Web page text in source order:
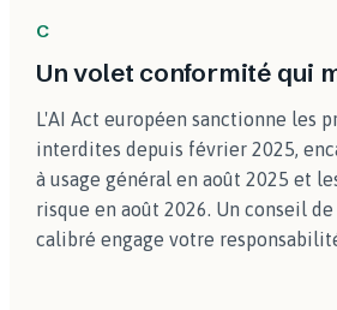
C
Un volet conformité qui
L'AI Act européen sanctionne les
interdites depuis février 2025,
à usage général en août 2025 et
risque en août 2026. Un conseil
calibré engage votre